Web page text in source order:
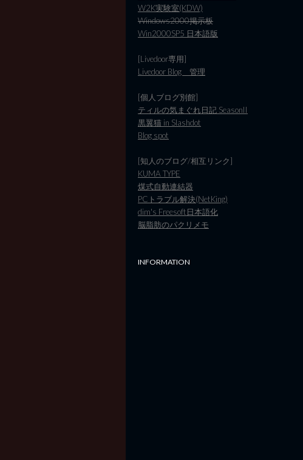
W2K実験室(KDW)
Windows2000掲示板
Win2000SP5 日本語版
[Livedoor専用]
Livedoor Blog 管理
[個人ブログ別館]
ティルの気まぐれ日記 SeasonII
黒翼猫 in Slashdot
Blog spot
[知人のブログ/相互リンク]
KUMA TYPE
煤式自動連結器
PCトラブル解決(NetKing)
dim's Freesoft日本語化
脳脂肪のパクリメモ
INFORMATION